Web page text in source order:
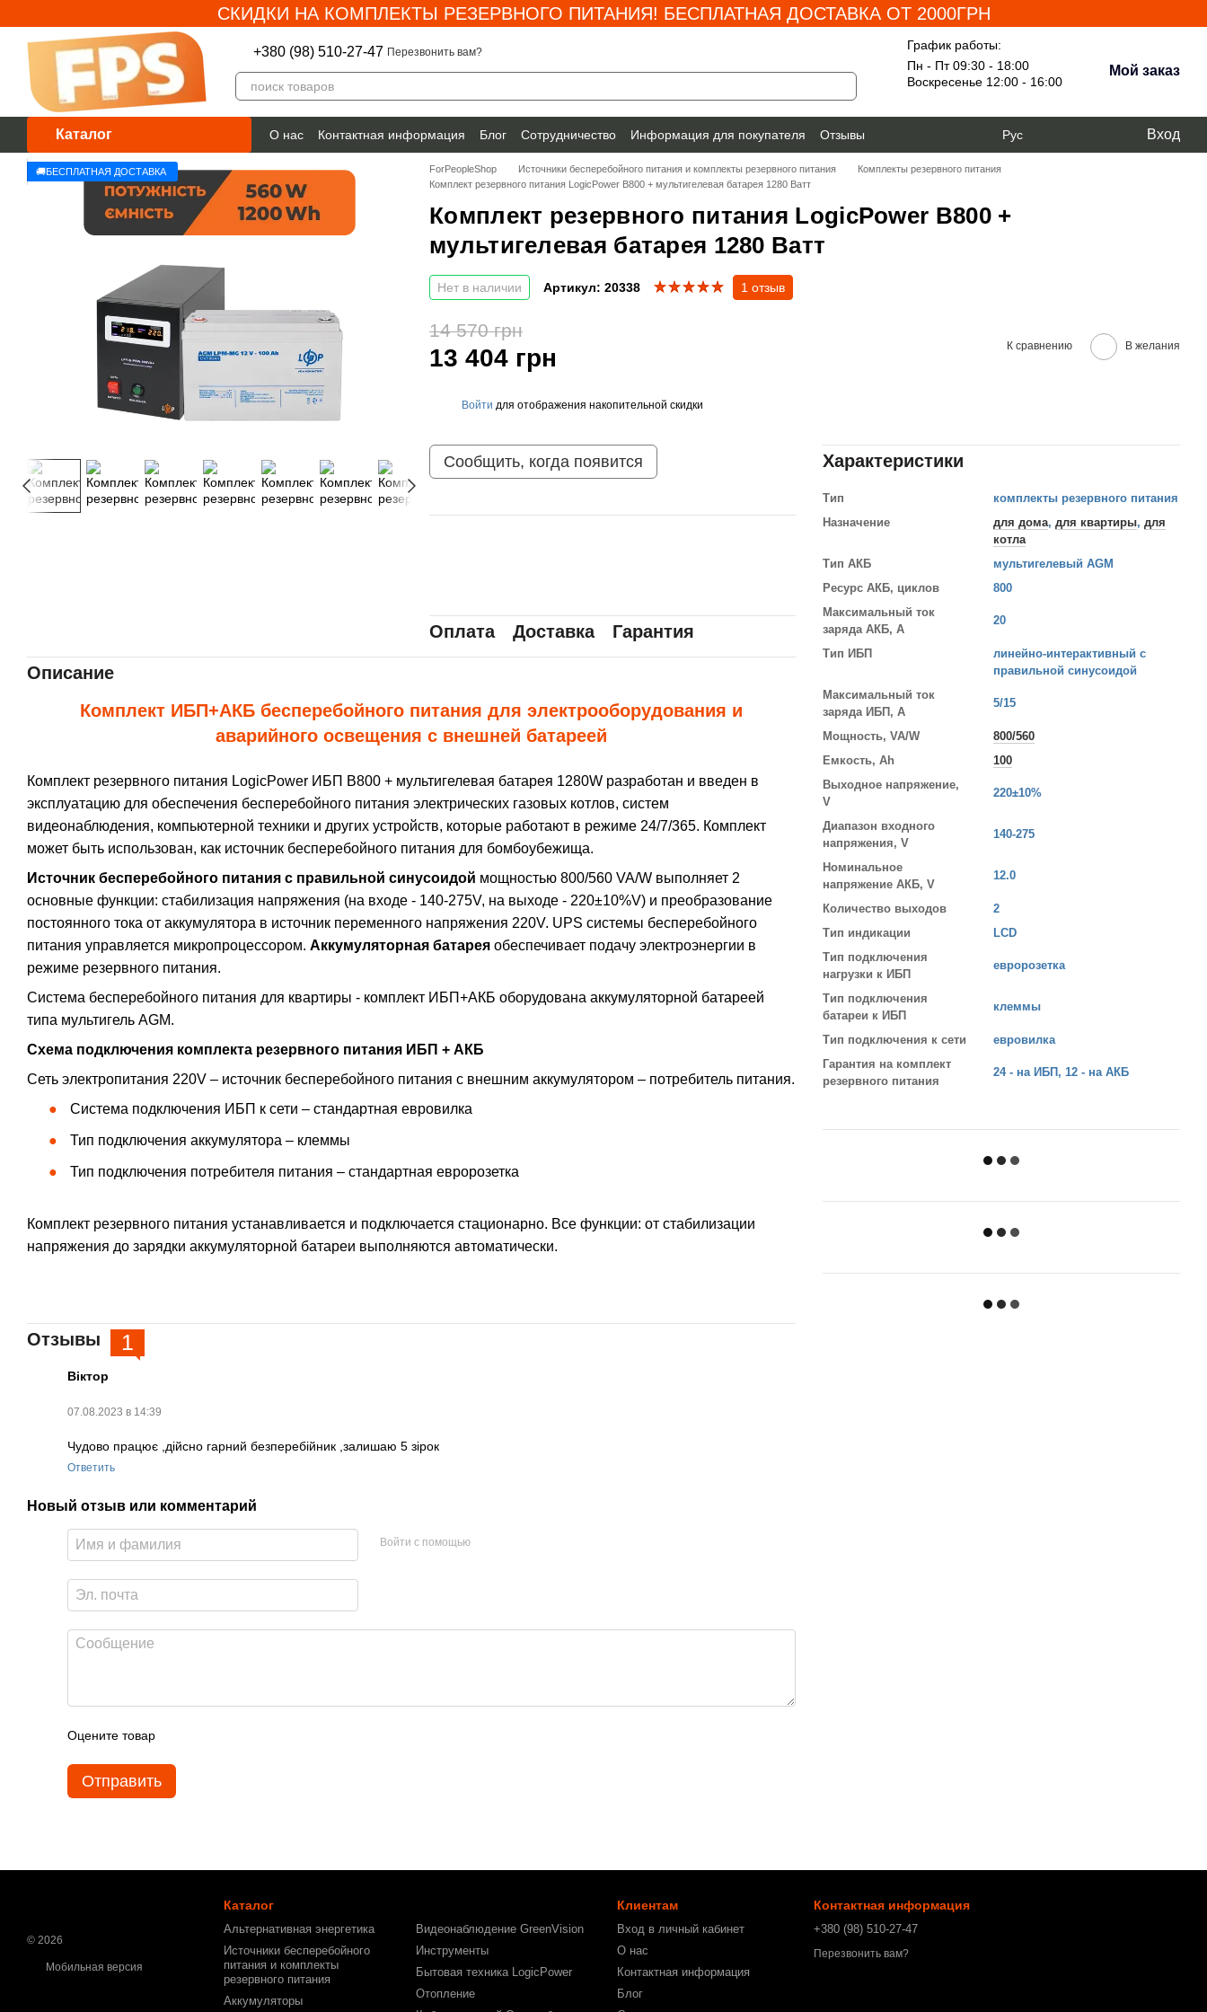
СКИДКИ НА КОМПЛЕКТЫ РЕЗЕРВНОГО ПИТАНИЯ! БЕСПЛАТНАЯ ДОСТАВКА ОТ 2000ГРН
+380 (98) 510-27-47 Перезвонить вам?
График работы:
Пн - Пт 09:30 - 18:00
Воскресенье 12:00 - 16:00
Мой заказ
Каталог О нас Контактная информация Блог Сотрудничество Информация для покупателя
Отзывы
Гарантия
Рус Вход
🚚БЕСПЛАТНАЯ ДОСТАВКА ForPeopleShop Источники бесперебойного питания и комплекты резервного питания
Комплекты резервного питания
Комплект резервного питания LogicPower B800 + мультигелевая батарея 1280 Ватт
Комплект резервного питания LogicPower B800 +
мультигелевая батарея 1280 Ватт
Нет в наличии Артикул: 20338 1 отзыв
13 404 грн
14 570 грн
К сравнению В желания
Войти для отображения накопительной скидки
Сообщить, когда появится
Оплата Доставка Гарантия
Характеристики
Тип
комплекты резервного питания
Назначение
для дома, для квартиры, для
котла
Тип АКБ
мультигелевый AGM
Ресурс АКБ, циклов
800
Максимальный ток
заряда АКБ, A
20
Тип ИБП
линейно-интерактивный с
правильной синусоидой
Максимальный ток
заряда ИБП, A
5/15
Мощность, VA/W
800/560
Емкость, Ah
100
Выходное напряжение,
V
220±10%
Диапазон входного
напряжения, V
140-275
Номинальное
напряжение АКБ, V
12.0
Количество выходов
2
Тип индикации
LCD
Тип подключения
нагрузки к ИБП
евророзетка
Тип подключения
батареи к ИБП
клеммы
Тип подключения к сети
евровилка
Гарантия на комплект
резервного питания
24 - на ИБП, 12 - на АКБ
Описание
Комплект ИБП+АКБ бесперебойного питания для электрооборудования и
аварийного освещения с внешней батареей
Комплект резервного питания LogicPower ИБП B800 + мультигелевая батарея 1280W разработан и введен в
эксплуатацию для обеспечения бесперебойного питания электрических газовых котлов, систем
видеонаблюдения, компьютерной техники и других устройств, которые работают в режиме 24/7/365. Комплект
может быть использован, как источник бесперебойного питания для бомбоубежища.
Источник бесперебойного питания с правильной синусоидой мощностью 800/560 VA/W выполняет 2
основные функции: стабилизация напряжения (на входе - 140-275V, на выходе - 220±10%V) и преобразование
постоянного тока от аккумулятора в источник переменного напряжения 220V. UPS системы бесперебойного
питания управляется микропроцессором. Аккумуляторная батарея обеспечивает подачу электроэнергии в
режиме резервного питания.
Система бесперебойного питания для квартиры - комплект ИБП+АКБ оборудована аккумуляторной батареей
типа мультигель AGM.
Схема подключения комплекта резервного питания ИБП + АКБ
Сеть электропитания 220V – источник бесперебойного питания с внешним аккумулятором – потребитель питания.
Система подключения ИБП к сети – стандартная евровилка
Тип подключения аккумулятора – клеммы
Тип подключения потребителя питания – стандартная евророзетка
Комплект резервного питания устанавливается и подключается стационарно. Все функции: от стабилизации
напряжения до зарядки аккумуляторной батареи выполняются автоматически.
Отзывы 1
Віктор
07.08.2023 в 14:39
Чудово працює ,дійсно гарний безперебійник ,залишаю 5 зірок
Ответить
Новый отзыв или комментарий
Войти с помощью
Оцените товар
Отправить
© 2026
Мобильная версия
Каталог
Альтернативная энергетика
Источники бесперебойного
питания и комплекты
резервного питания
Аккумуляторы
Видеонаблюдение GreenVision
Инструменты
Бытовая техника LogicPower
Отопление
Клиентам
Вход в личный кабинет
О нас
Контактная информация
Блог
Контактная информация
+380 (98) 510-27-47
Перезвонить вам?